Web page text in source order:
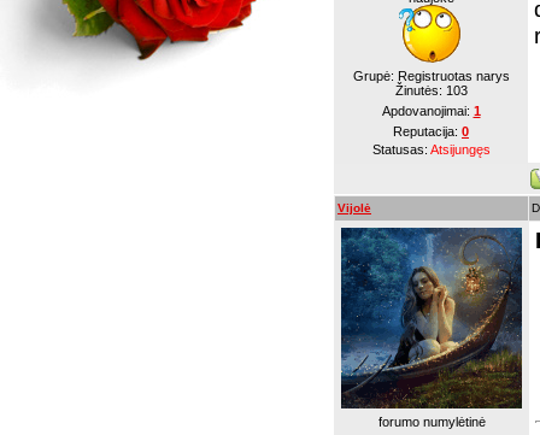
Grupė: Registruotas narys
Žinutės: 103
Apdovanojimai: 1
Reputacija: 0
Statusas: Atsijungęs
Vijolė
forumo numylėtinė